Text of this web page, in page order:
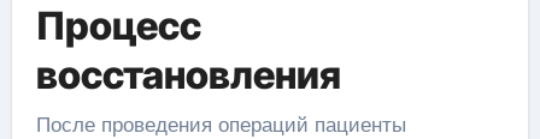
Процесс
восстановления
После проведения операций пациенты